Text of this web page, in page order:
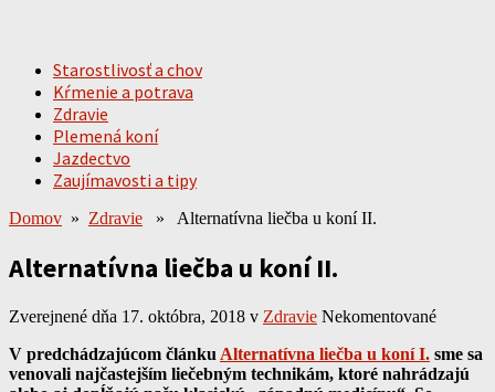
Starostlivosť a chov
Kŕmenie a potrava
Zdravie
Plemená koní
Jazdectvo
Zaujímavosti a tipy
Domov » Zdravie » Alternatívna liečba u koní II.
Alternatívna liečba u koní II.
Zverejnené dňa 17. októbra, 2018 v Zdravie Nekomentované
V predchádzajúcom článku Alternatívna liečba u koní I. sme sa
venovali najčastejším liečebným technikám, ktoré nahrádzajú